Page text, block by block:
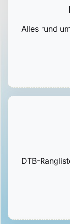
Alles rund
DTB-